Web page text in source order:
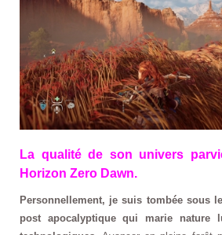
La qualité de son univers
Horizon Zero Dawn.
Personnellement, je suis tombée sous
post apocalyptique qui marie nature